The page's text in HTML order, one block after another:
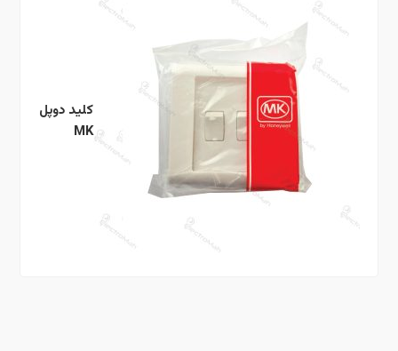
کلید دوپل
MK